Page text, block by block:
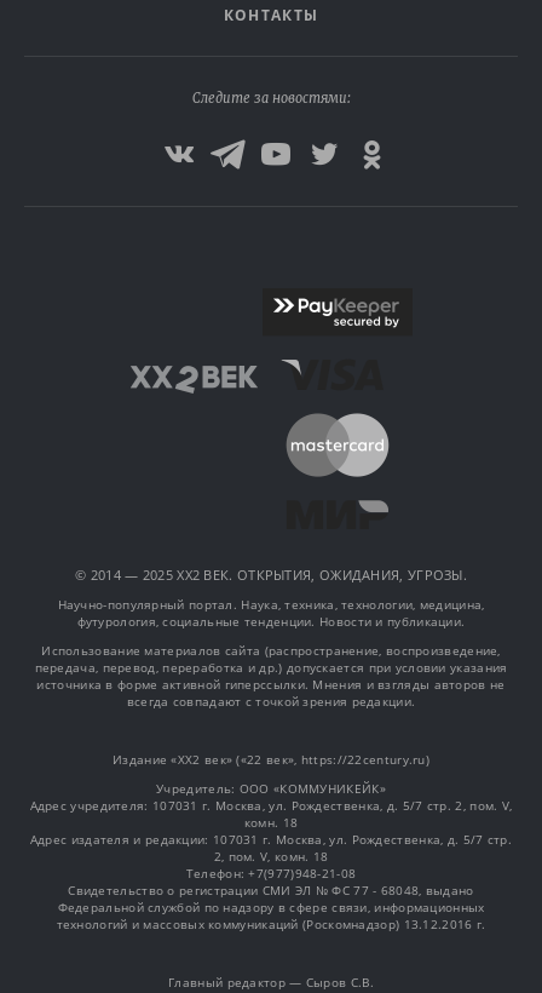
КОНТАКТЫ
Следите за новостями:
© 2014 — 2025 XX2 ВЕК. ОТКРЫТИЯ, ОЖИДАНИЯ, УГРОЗЫ.
Научно-популярный портал. Наука, техника, технологии, медицина,
футурология, социальные тенденции. Новости и публикации.
Использование материалов сайта (распространение, воспроизведение,
передача, перевод, переработка и др.) допускается при условии указания
источника в форме активной гиперссылки. Мнения и взгляды авторов не
всегда совпадают с точкой зрения редакции.
Издание «XX2 век» («22 век», https://22century.ru)
Учредитель: OOO «КОММУНИКЕЙК»
Адрес учредителя: 107031 г. Москва, ул. Рождественка, д. 5/7 стр. 2, пом. V,
комн. 18
Адрес издателя и редакции: 107031 г. Москва, ул. Рождественка, д. 5/7 стр.
2, пом. V, комн. 18
Телефон: +7(977)948-21-08
Свидетельство о регистрации СМИ ЭЛ № ФС 77 - 68048, выдано
Федеральной службой по надзору в сфере связи, информационных
технологий и массовых коммуникаций (Роскомнадзор) 13.12.2016 г.
Главный редактор — Сыров С.В.